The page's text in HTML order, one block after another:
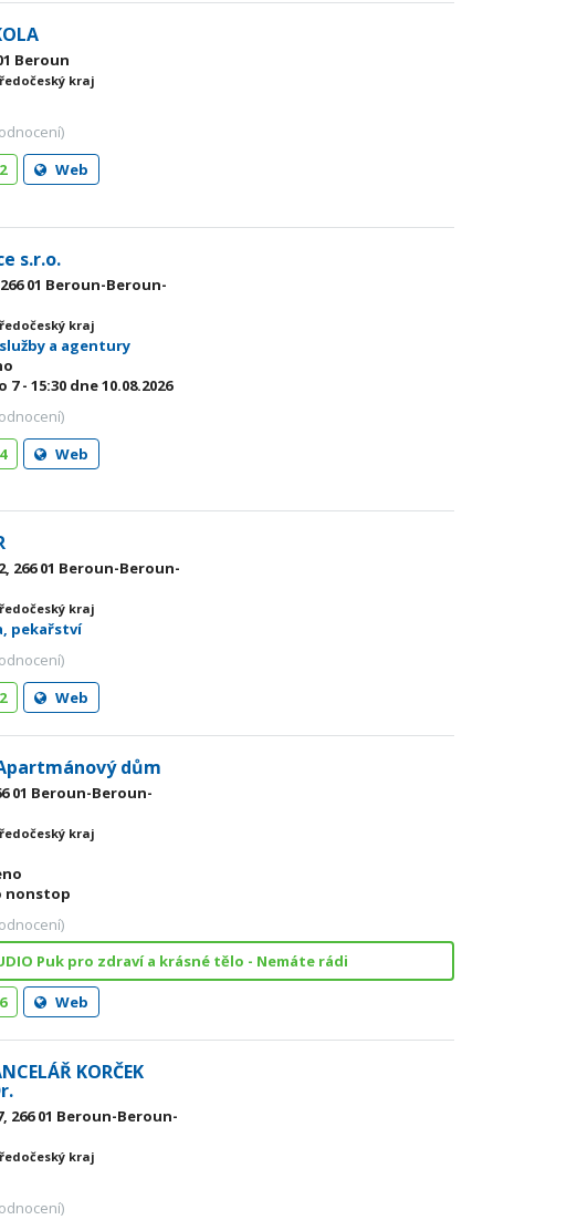
Beroun
kraj
Web
s.r.o.
01 Beroun-Beroun-
kraj
a agentury
7 - 15:30 dne 10.08.2026
Web
266 01 Beroun-Beroun-
kraj
pekařství
Web
dům
01 Beroun-Beroun-
kraj
nonstop
Puk pro zdraví a krásné tělo - Nemáte rádi
Web
KORČEK
266 01 Beroun-Beroun-
kraj